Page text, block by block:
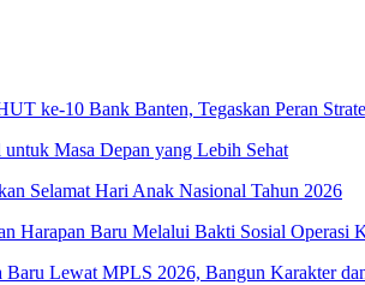
ke-10 Bank Banten, Tegaskan Peran
Masa Depan yang Lebih Sehat
Selamat Hari Anak Nasional Tahun 2026
Harapan Baru Melalui Bakti Sosial Operasi
Lewat MPLS 2026, Bangun Karakter